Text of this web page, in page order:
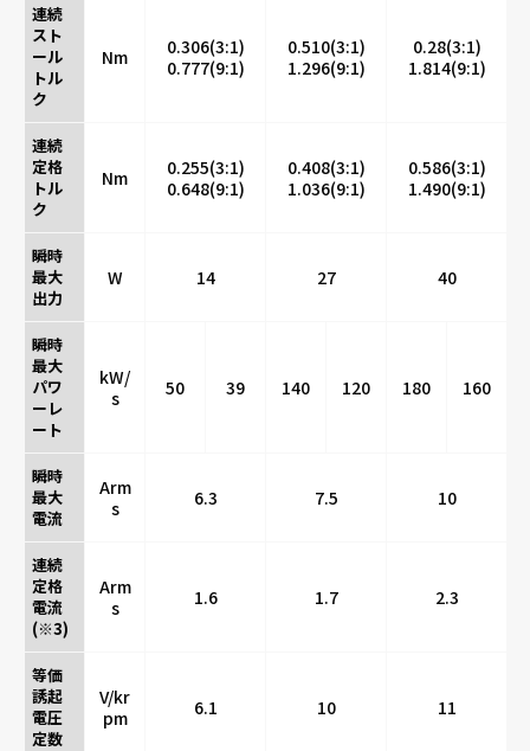
連続
スト
ール
トル
ク
Nm
0.306(3:1)
0.777(9:1)
0.510(3:1)
1.296(9:1)
0.28(3:1)
1.814(9:1)
連続
定格
トル
ク
Nm
0.255(3:1)
0.648(9:1)
0.408(3:1)
1.036(9:1)
0.586(3:1)
1.490(9:1)
瞬時
最大
出力
W 14 27 40
瞬時
最大
パワ
ーレ
ート
kW/
s
50 39 140 120 180 160
瞬時
最大
電流
Arm
s
6.3 7.5 10
連続
定格
電流
(※3)
Arm
s
1.6 1.7 2.3
等価
誘起
電圧
定数
V/kr
pm
6.1 10 11